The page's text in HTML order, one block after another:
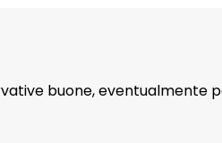
buone, eventualmente